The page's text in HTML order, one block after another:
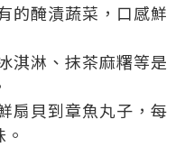
的醃漬蔬菜，口感鮮
淇淋、抹茶麻糬等是
扇貝到章魚丸子，每